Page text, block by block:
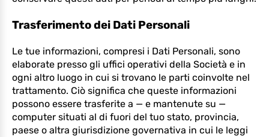
Trasferimento dei Dati Personali
Le tue informazioni, compresi i Dati Personali, sono
elaborate presso gli uffici operativi della Società e in
ogni altro luogo in cui si trovano le parti coinvolte nel
trattamento. Ciò significa che queste informazioni
possono essere trasferite a — e mantenute su —
computer situati al di fuori del tuo stato, provincia,
paese o altra giurisdizione governativa in cui le leggi